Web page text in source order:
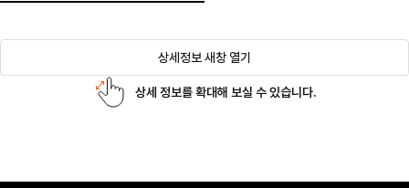
상세정보 새창 열기
상세 정보를 확대해 보실 수 있습니다.